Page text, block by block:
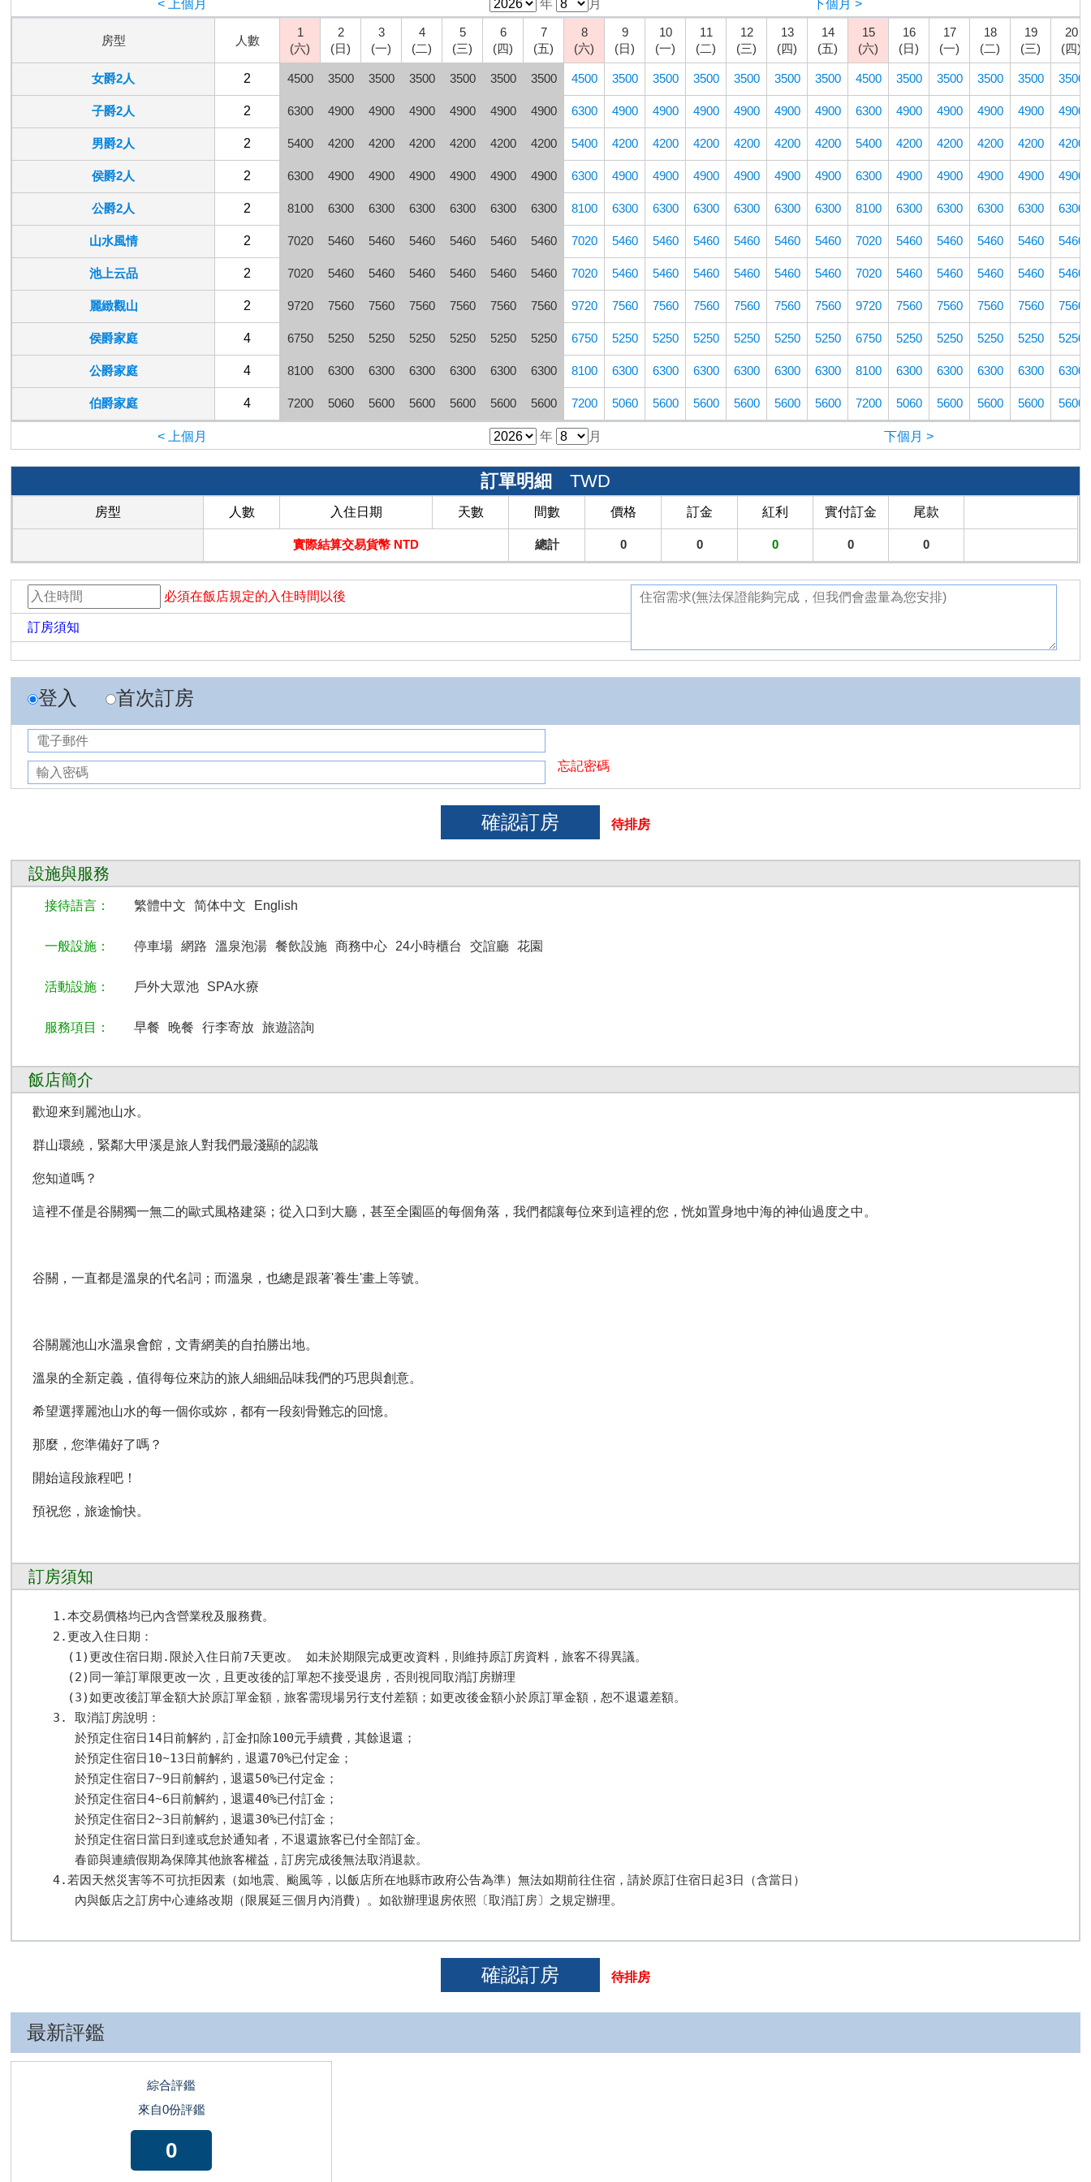
< 上個月 年 月 下個月 >
房型 人數
1
(六)
2
(日)
3
(一)
4
(二)
5
(三)
6
(四)
7
(五)
8
(六)
9
(日)
10
(一)
11
(二)
12
(三)
13
(四)
14
(五)
15
(六)
16
(日)
17
(一)
18
(二)
19
(三)
20
(四)
女爵2人 2 4500 3500 3500 3500 3500 3500 3500 4500 3500 3500 3500 3500 3500 3500 4500 3500 3500 3500 3500 3500
子爵2人 2 6300 4900 4900 4900 4900 4900 4900 6300 4900 4900 4900 4900 4900 4900 6300 4900 4900 4900 4900 4900
男爵2人 2 5400 4200 4200 4200 4200 4200 4200 5400 4200 4200 4200 4200 4200 4200 5400 4200 4200 4200 4200 4200
侯爵2人 2 6300 4900 4900 4900 4900 4900 4900 6300 4900 4900 4900 4900 4900 4900 6300 4900 4900 4900 4900 4900
公爵2人 2 8100 6300 6300 6300 6300 6300 6300 8100 6300 6300 6300 6300 6300 6300 8100 6300 6300 6300 6300 6300
山水風情 2 7020 5460 5460 5460 5460 5460 5460 7020 5460 5460 5460 5460 5460 5460 7020 5460 5460 5460 5460 5460
池上云品 2 7020 5460 5460 5460 5460 5460 5460 7020 5460 5460 5460 5460 5460 5460 7020 5460 5460 5460 5460 5460
麗緻觀山 2 9720 7560 7560 7560 7560 7560 7560 9720 7560 7560 7560 7560 7560 7560 9720 7560 7560 7560 7560 7560
侯爵家庭 4 6750 5250 5250 5250 5250 5250 5250 6750 5250 5250 5250 5250 5250 5250 6750 5250 5250 5250 5250 5250
公爵家庭 4 8100 6300 6300 6300 6300 6300 6300 8100 6300 6300 6300 6300 6300 6300 8100 6300 6300 6300 6300 6300
伯爵家庭 4 7200 5060 5600 5600 5600 5600 5600 7200 5060 5600 5600 5600 5600 5600 7200 5060 5600 5600 5600 5600
< 上個月 年 月 下個月 >
訂單明細 TWD
房型 人數 入住日期 天數 間數 價格 訂金 紅利 實付訂金 尾款
實際結算交易貨幣 NTD 總計 0 0 0 0 0
必須在飯店規定的入住時間以後
訂房須知
登入 首次訂房
忘記密碼
待排房
設施與服務
接待語言： 繁體中文 简体中文 English
一般設施： 停車場 網路 溫泉泡湯 餐飲設施 商務中心 24小時櫃台 交誼廳 花園
活動設施： 戶外大眾池 SPA水療
服務項目： 早餐 晚餐 行李寄放 旅遊諮詢
飯店簡介
歡迎來到麗池山水。
群山環繞，緊鄰大甲溪是旅人對我們最淺顯的認識
您知道嗎？
這裡不僅是谷關獨一無二的歐式風格建築；從入口到大廳，甚至全園區的每個角落，我們都讓每位來到這裡的您，恍如置身地中海的神仙過度之中。
谷關，一直都是溫泉的代名詞；而溫泉，也總是跟著'養生'畫上等號。
谷關麗池山水溫泉會館，文青網美的自拍勝出地。
溫泉的全新定義，值得每位來訪的旅人細細品味我們的巧思與創意。
希望選擇麗池山水的每一個你或妳，都有一段刻骨難忘的回憶。
那麼，您準備好了嗎？
開始這段旅程吧！
預祝您，旅途愉快。
訂房須知
1.本交易價格均已內含營業稅及服務費。
2.更改入住日期：
  (1)更改住宿日期.限於入住日前7天更改。 如未於期限完成更改資料，則維持原訂房資料，旅客不得異議。
  (2)同一筆訂單限更改一次，且更改後的訂單恕不接受退房，否則視同取消訂房辦理
  (3)如更改後訂單金額大於原訂單金額，旅客需現場另行支付差額；如更改後金額小於原訂單金額，恕不退還差額。
3. 取消訂房說明：
   於預定住宿日14日前解約，訂金扣除100元手續費，其餘退還；
   於預定住宿日10~13日前解約，退還70%已付定金；
   於預定住宿日7~9日前解約，退還50%已付定金；
   於預定住宿日4~6日前解約，退還40%已付訂金；
   於預定住宿日2~3日前解約，退還30%已付訂金；
   於預定住宿日當日到達或怠於通知者，不退還旅客已付全部訂金。
   春節與連續假期為保障其他旅客權益，訂房完成後無法取消退款。
4.若因天然災害等不可抗拒因素（如地震、颱風等，以飯店所在地縣市政府公告為準）無法如期前往住宿，請於原訂住宿日起3日（含當日）
   內與飯店之訂房中心連絡改期（限展延三個月內消費）。如欲辦理退房依照〔取消訂房〕之規定辦理。
待排房
最新評鑑
綜合評鑑
來自0份評鑑
0